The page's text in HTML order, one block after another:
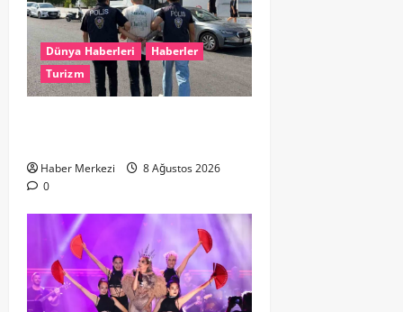
Dünya Haberleri
Haberler
Turizm
Haber Merkezi
8 Ağustos 2026
0